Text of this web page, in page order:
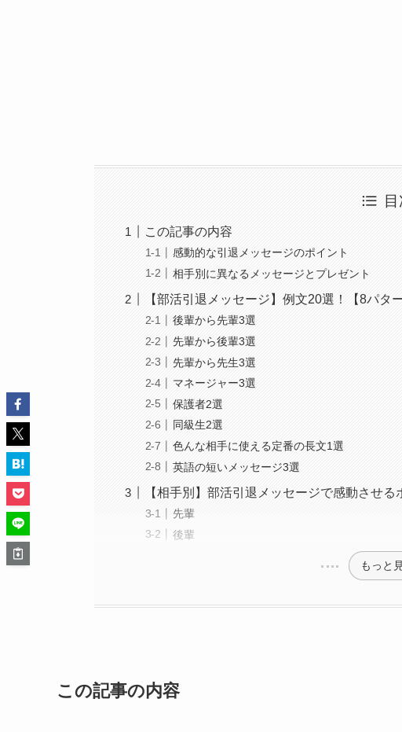
目
この記事の内容
感動的な引退メッセージのポイント
相手別に異なるメッセージとプレゼント
【部活引退メッセージ】例文20選！【8パター
後輩から先輩3選
先輩から後輩3選
先輩から先生3選
マネージャー3選
保護者2選
同級生2選
色んな相手に使える定番の長文1選
英語の短いメッセージ3選
【相手別】部活引退メッセージで感動させる
先輩
後輩
もっと
この記事の内容